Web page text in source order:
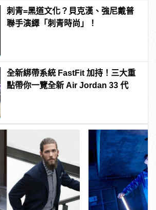
刺青=黑道文化？貝克漢、強尼戴普
聯手演繹「刺青時尚」！
全新綁帶系統 FastFit 加持！三大重
點帶你一覽全新 Air Jordan 33 代